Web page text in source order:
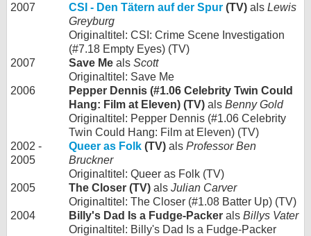
2007
CSI - Den Tätern auf der Spur (TV) als Lewis
Greyburg
Originaltitel: CSI: Crime Scene Investigation
(#7.18 Empty Eyes) (TV)
2007
Save Me als Scott
Originaltitel: Save Me
2006
Pepper Dennis (#1.06 Celebrity Twin Could
Hang: Film at Eleven) (TV) als Benny Gold
Originaltitel: Pepper Dennis (#1.06 Celebrity
Twin Could Hang: Film at Eleven) (TV)
2002 -
2005
Queer as Folk (TV) als Professor Ben
Bruckner
Originaltitel: Queer as Folk (TV)
2005
The Closer (TV) als Julian Carver
Originaltitel: The Closer (#1.08 Batter Up) (TV)
2004
Billy's Dad Is a Fudge-Packer als Billys Vater
Originaltitel: Billy's Dad Is a Fudge-Packer